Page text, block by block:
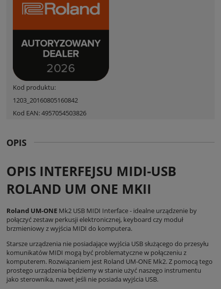
Kod produktu:
1203_20160805160842
Kod EAN:4957054503826
OPIS
OPIS INTERFEJSU MIDI-USB
ROLAND UM ONE MKII
Roland UM-ONE Mk2 USB MIDI Interface - idealne urządzenie by
połączyć zestaw perkusji elektronicznej, keyboard czy moduł
brzmieniowy z wyjścia MIDI do komputera.
Starsze urządzenia nie posiadające wyjścia USB służącego do przesyłu
komunikatów MIDI mogą być problematyczne w połączeniu z
komputerem. Rozwiązaniem jest Roland UM-ONE Mk2. Z pomocą tego
prostego urządzenia będziemy w stanie użyć naszego instrumentu
jako sterownika, nawet jeśli nie posiada wyjścia USB.